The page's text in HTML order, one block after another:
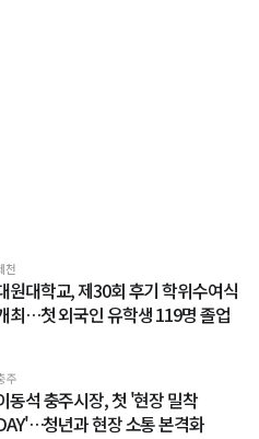
천
원대학교, 제30회 후기 학위수여식
최…첫 외국인 유학생 119명 졸업
주
동석 충주시장, 첫 '현장 밀착
청년과 현장 소통 본격화